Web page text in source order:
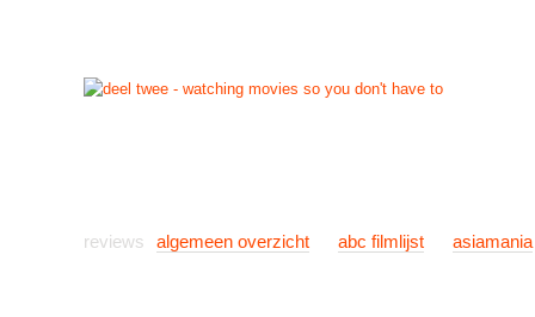
reviews algemeen overzicht abc filmlijst asiamania